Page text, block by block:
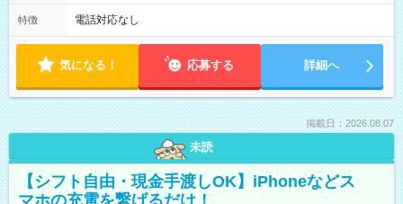
特徴 電話対応なし
気になる！ 応募する 詳細へ
掲載日：2026.08.07
未読
【シフト自由・現金手渡しOK】iPhoneなどス
マホの充電を繋げるだけ！